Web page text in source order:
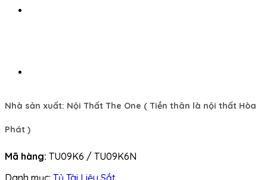
Nhà sản xuất: Nội Thất The One ( Tiền thân là nội thất Hòa
Phát )
Mã hàng: TU09K6 / TU09K6N
Danh mục: Tủ Tài Liệu Sắt